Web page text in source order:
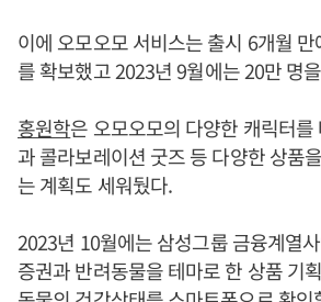
이에 오모오모 서비스는 출시 6개월
를 확보했고 2023년 9월에는 20만 명
홍원학은 오모오모의 다양한 캐릭터
과 콜라보레이션 굿즈 등 다양한 상품
는 계획도 세워뒀다.
2023년 10월에는 삼성그룹 금융계열
증권과 반려동물을 테마로 한 상품 기